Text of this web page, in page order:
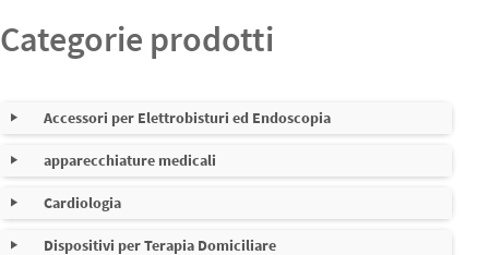
Categorie prodotti
Accessori per Elettrobisturi ed Endoscopia
Cavi per elettrobisturi
Cavi riutilizzabili e monouso per pinze e strumenti
apparecchiature medicali
Nessuna sottocategoria
Cardiologia
Dispositivi per Terapia Domiciliare